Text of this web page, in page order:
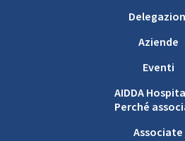
Aziende
Eventi
AIDDA
Perché
Associate